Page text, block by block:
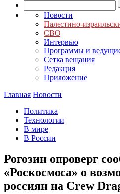
Новости
Палестино-
СВО
Интервью
Программы и
Сетка вещания
Редакция
Приложение
Главная Новости
Политика
Технологии
В мире
В России
Рогозин опроверг
«Роскосмоса» о
россиян на Crew